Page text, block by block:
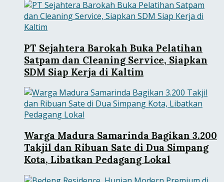
PT Sejahtera Barokah Buka Pelatihan
Satpam dan Cleaning Service, Siapkan
SDM Siap Kerja di Kaltim
Warga Madura Samarinda Bagikan 3.200
Takjil dan Ribuan Sate di Dua Simpang
Kota, Libatkan Pedagang Lokal